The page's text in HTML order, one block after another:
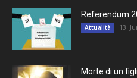
Referendum
Attualità 13.
Morte di un